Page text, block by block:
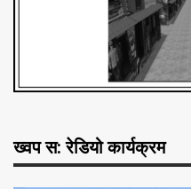
ख्वप स: रेडियो कार्यक्रम